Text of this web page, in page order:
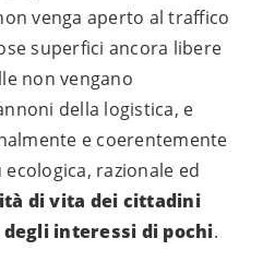
venga aperto al traffico
superfici ancora libere
non vengano
della logistica, e
e coerentemente
razionale ed
di vita dei cittadini
interessi di pochi.